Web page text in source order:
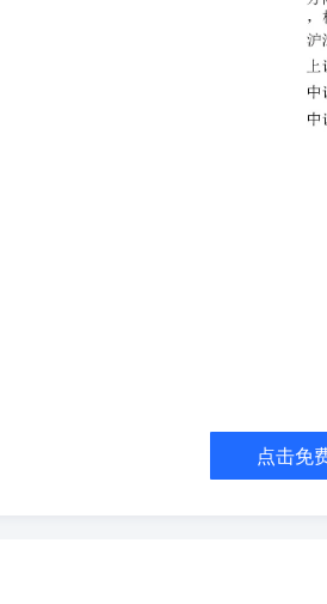
、持仓情况
点击免